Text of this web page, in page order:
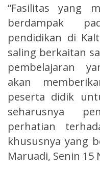
“Fasilitas yang
berdampak
pendidikan di
saling berkaitan
pembelajaran
akan
peserta didik
seharusnya
perhatian
khususnya yang
Maruadi, Senin 15